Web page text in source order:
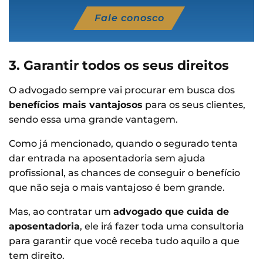
Fale conosco
3. Garantir todos os seus direitos
O advogado sempre vai procurar em busca dos
benefícios mais vantajosos para os seus clientes,
sendo essa uma grande vantagem.
Como já mencionado, quando o segurado tenta
dar entrada na aposentadoria sem ajuda
profissional, as chances de conseguir o benefício
que não seja o mais vantajoso é bem grande.
Mas, ao contratar um advogado que cuida de
aposentadoria, ele irá fazer toda uma consultoria
para garantir que você receba tudo aquilo a que
tem direito.